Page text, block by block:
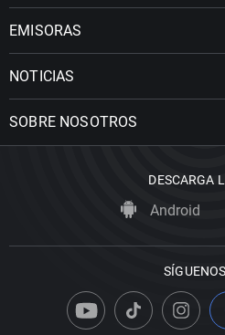
EMISORAS
NOTICIAS
SOBRE NOSOTROS
DESCARGA
Android